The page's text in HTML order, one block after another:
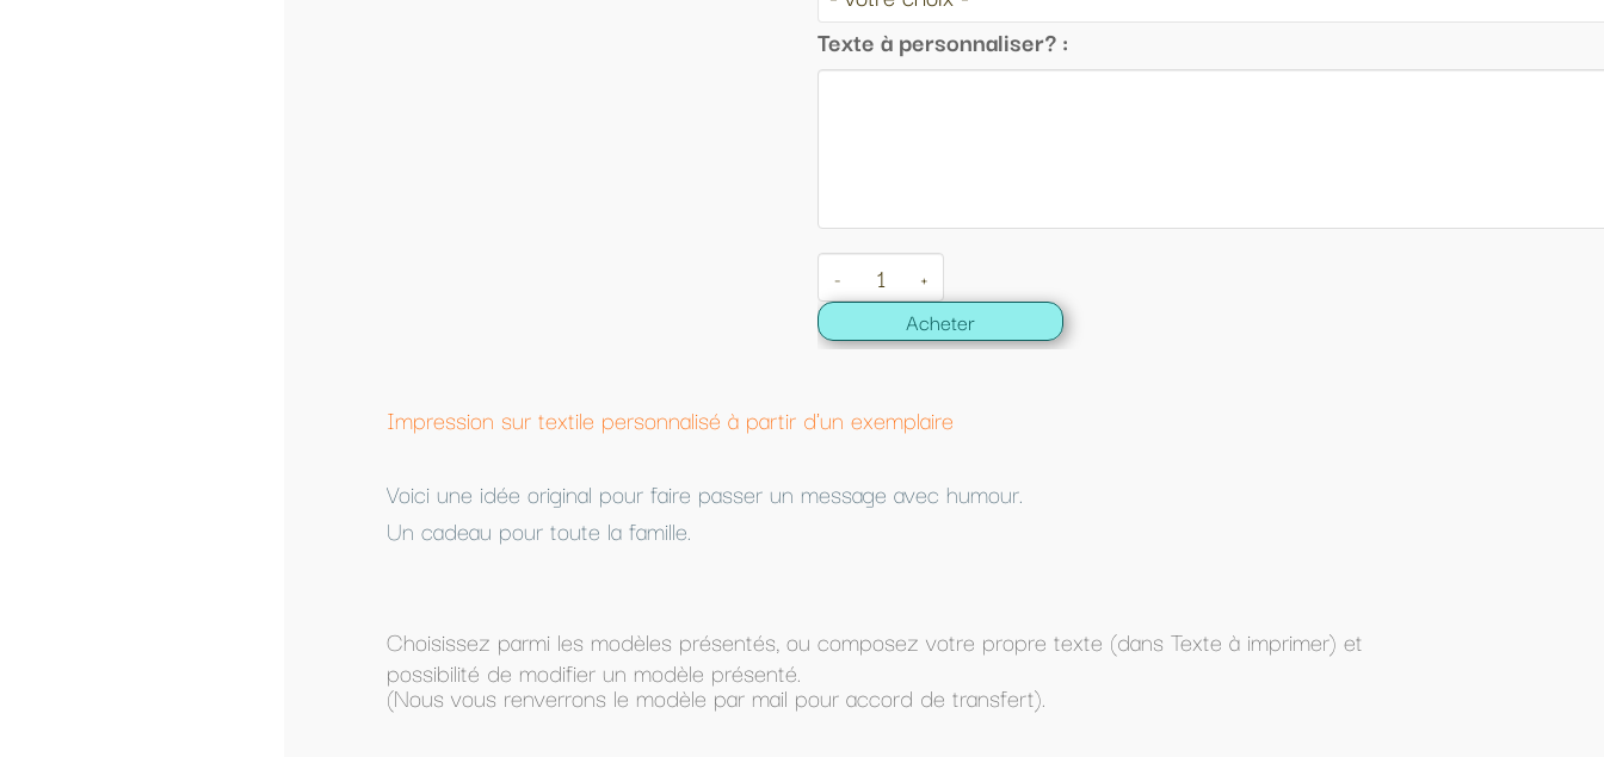
Impression sur textile personnalisé à partir d'un exemplaire
Voici une idée original pour faire passer un message avec humour.
Un cadeau pour toute la famille.
Choisissez parmi les modèles présentés, ou composez votre propre texte (dans Texte à imprimer) et
possibilité de modifier un modèle présenté.
(Nous vous renverrons le modèle par mail pour accord de transfert).